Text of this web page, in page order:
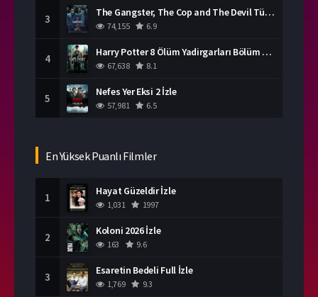
3 The Gangster, The Cop and The Devil Türkçe Dublaj İzle
74,155 6.9
4 Harry Potter 8 Ölüm Yadirgarları Bölüm 2 İzle
67,638 8.1
5 Nefes Yer Eksi 2 İzle
57,981 6.5
En Yüksek Puanlı Filmler
1 Hayat Güzeldir İzle
1,031 1997
2 Koloni 2026 İzle
163 9.6
3 Esaretin Bedeli Full İzle
1,769 9.3